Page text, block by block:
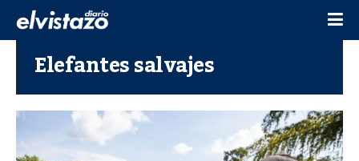
Elefantes salvajes